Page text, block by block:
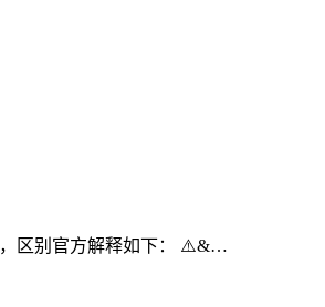
，区别官方解释如下： ⚠️&…